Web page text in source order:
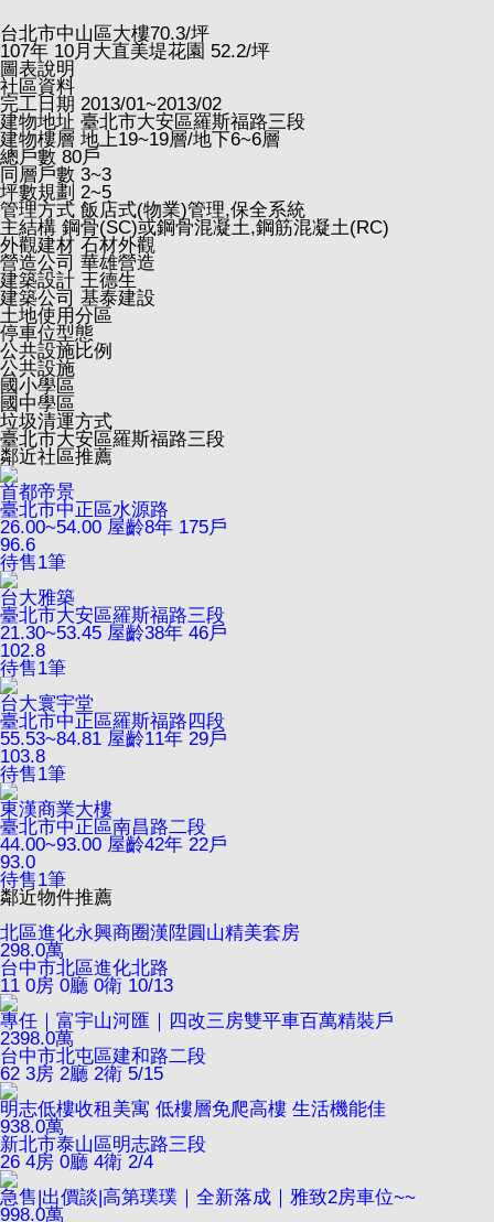
台北市中山區大樓70.3/坪
107年 10月大直美堤花園 52.2/坪
圖表說明
社區資料
完工日期 2013/01~2013/02
建物地址 臺北市大安區羅斯福路三段
建物樓層 地上19~19層/地下6~6層
總戶數 80戶
同層戶數 3~3
坪數規劃 2~5
管理方式 飯店式(物業)管理,保全系統
主結構 鋼骨(SC)或鋼骨混凝土,鋼筋混凝土(RC)
外觀建材 石材外觀
營造公司 華雄營造
建築設計 王德生
建築公司 基泰建設
土地使用分區
停車位型態
公共設施比例
公共設施
國小學區
國中學區
垃圾清運方式
臺北市大安區羅斯福路三段
鄰近社區推薦
首都帝景
臺北市中正區水源路
26.00~54.00 屋齡8年 175戶
96.6
待售1筆
台大雅築
臺北市大安區羅斯福路三段
21.30~53.45 屋齡38年 46戶
102.8
待售1筆
台大寰宇堂
臺北市中正區羅斯福路四段
55.53~84.81 屋齡11年 29戶
103.8
待售1筆
東漢商業大樓
臺北市中正區南昌路二段
44.00~93.00 屋齡42年 22戶
93.0
待售1筆
鄰近物件推薦
北區進化永興商圈漢陞圓山精美套房
298.0萬
台中市北區進化北路
11 0房 0廳 0衛 10/13
專任｜富宇山河匯｜四改三房雙平車百萬精裝戶
2398.0萬
台中市北屯區建和路二段
62 3房 2廳 2衛 5/15
明志低樓收租美寓 低樓層免爬高樓 生活機能佳
938.0萬
新北市泰山區明志路三段
26 4房 0廳 4衛 2/4
急售|出價談|高第璞璞｜全新落成｜雅致2房車位~~
998.0萬